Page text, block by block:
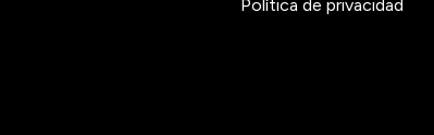
Política de privacidad